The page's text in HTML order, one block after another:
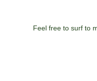
Feel free to surf to